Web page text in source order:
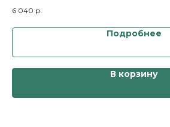
6 040 р.
Подробнее
В корзину